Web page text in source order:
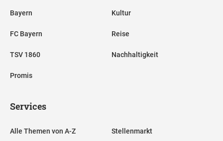
Bayern
FC Bayern
TSV 1860
Promis
Kultur
Reise
Nachhaltigkeit
Services
Alle Themen von A-Z Stellenmarkt